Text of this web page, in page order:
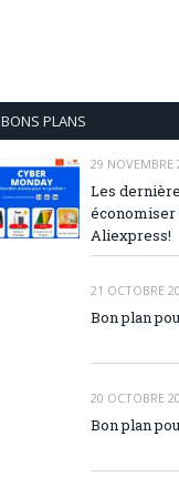
BONS PLANS
29 NOVEMBRE
Les
économiser
Aliexpress!
21 OCTOBRE
Bon plan
20 OCTOBRE
Bon plan